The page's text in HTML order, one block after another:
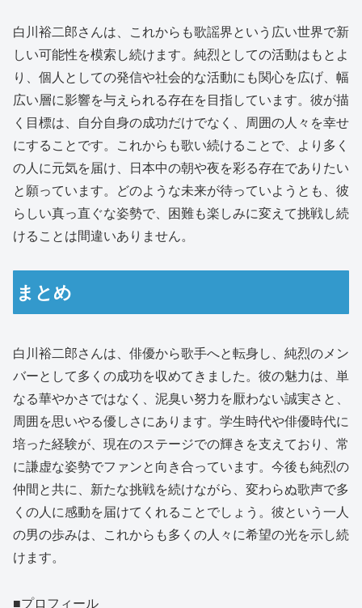
白川裕二郎さんは、これからも歌謡界という広い世界で新
しい可能性を模索し続けます。純烈としての活動はもとよ
り、個人としての発信や社会的な活動にも関心を広げ、幅
広い層に影響を与えられる存在を目指しています。彼が描
く目標は、自分自身の成功だけでなく、周囲の人々を幸せ
にすることです。これからも歌い続けることで、より多く
の人に元気を届け、日本中の朝や夜を彩る存在でありたい
と願っています。どのような未来が待っていようとも、彼
らしい真っ直ぐな姿勢で、困難も楽しみに変えて挑戦し続
けることは間違いありません。
まとめ
白川裕二郎さんは、俳優から歌手へと転身し、純烈のメン
バーとして多くの成功を収めてきました。彼の魅力は、単
なる華やかさではなく、泥臭い努力を厭わない誠実さと、
周囲を思いやる優しさにあります。学生時代や俳優時代に
培った経験が、現在のステージでの輝きを支えており、常
に謙虚な姿勢でファンと向き合っています。今後も純烈の
仲間と共に、新たな挑戦を続けながら、変わらぬ歌声で多
くの人に感動を届けてくれることでしょう。彼という一人
の男の歩みは、これからも多くの人々に希望の光を示し続
けます。
■プロフィール